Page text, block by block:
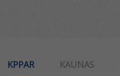
KPPAR KAUNAS